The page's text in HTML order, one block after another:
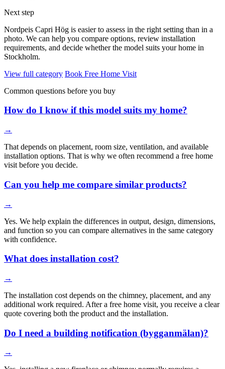
Next step
Nordpeis Capri Hög is easier to assess in the right setting than in a
photo. We can help you compare options, review installation
requirements, and decide whether the model suits your home in
Stockholm.
View full category Book Free Home Visit
Common questions before you buy
How do I know if this model suits my home?
→
That depends on placement, room size, ventilation, and available
installation options. That is why we often recommend a free home
visit before you decide.
Can you help me compare similar products?
→
Yes. We help explain the differences in output, design, dimensions,
and function so you can compare alternatives in the same category
with confidence.
What does installation cost?
→
The installation cost depends on the chimney, placement, and any
additional work required. After a free home visit, you receive a clear
quote covering both the product and the installation.
Do I need a building notification (bygganmälan)?
→